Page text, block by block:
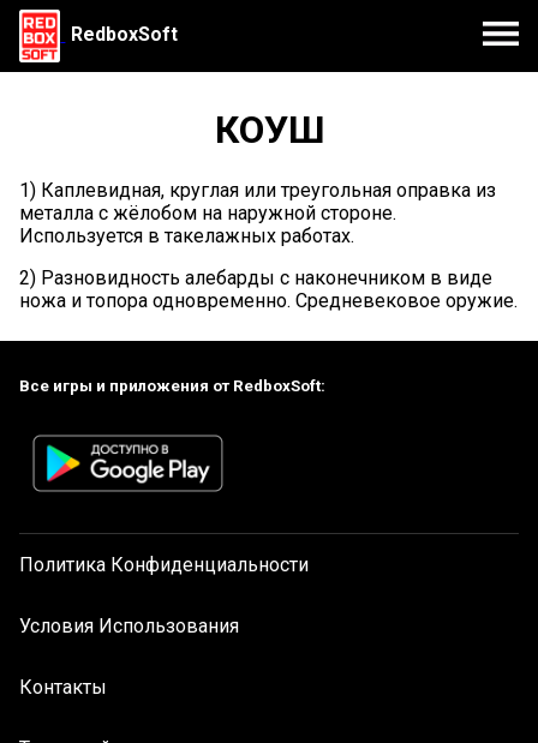
RedboxSoft
КОУШ
1) Каплевидная, круглая или треугольная оправка из
металла с жёлобом на наружной стороне.
Используется в такелажных работах.
2) Разновидность алебарды с наконечником в виде
ножа и топора одновременно. Средневековое оружие.
Все игры и приложения от RedboxSoft:
Политика Конфиденциальности
Условия Использования
Контакты